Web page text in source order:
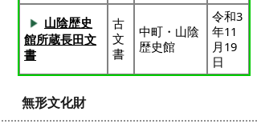
山陰歴史
館所蔵長田文
書
古
文
書
中町・山陰
歴史館
令和3
年11
月19
日
無形文化財